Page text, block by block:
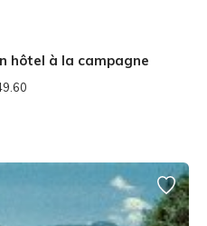
hôtel à la campagne